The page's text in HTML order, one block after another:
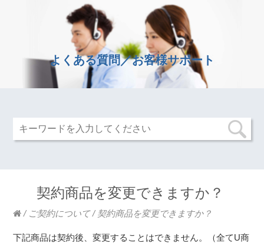
よくある質問／お客様サポート
契約商品を変更できますか？
/ ご契約について / 契約商品を変更できますか？
下記商品は契約後、変更することはできません。（全てU商